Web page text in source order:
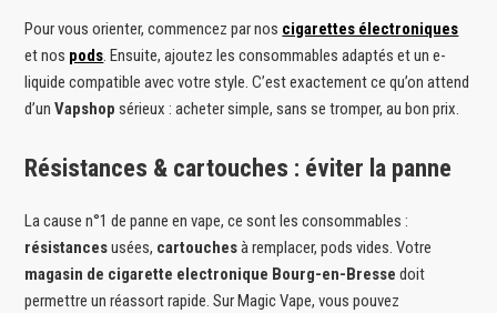
Pour vous orienter, commencez par nos cigarettes électroniques
et nos pods. Ensuite, ajoutez les consommables adaptés et un e-
liquide compatible avec votre style. C’est exactement ce qu’on attend
d’unVapshop sérieux : acheter simple, sans se tromper, au bon prix.
Résistances & cartouches : éviter la panne
La cause n°1 de panne en vape, ce sont les consommables :
résistancesusées, cartouchesà remplacer, pods vides. Votre
magasin de cigarette electronique Bourg-en-Bresse doit
permettre un réassort rapide. Sur Magic Vape, vous pouvez